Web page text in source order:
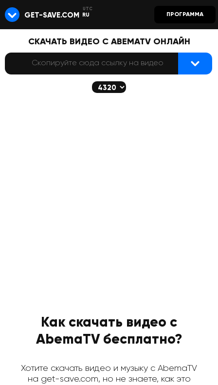
GET-SAVE.COM RU ПРОГРАММА
СКАЧАТЬ ВИДЕО С ABEMATV ОНЛАЙН
Как скачать видео с
AbemaTV бесплатно?
Хотите скачать видео и музыку с AbemaTV
на get-save.com, но не знаете, как это